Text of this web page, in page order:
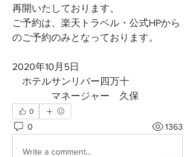
再開いたしております。
ご予約は、楽天トラベル・公式HPから
のご予約のみとなっております。
2020年10月5日
ホテルサンリバー四万十
マネージャー　久保
0
0 1363
Write a comment...